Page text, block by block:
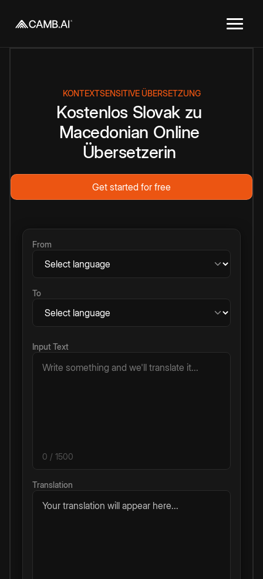
KONTEXTSENSITIVE ÜBERSETZUNG
Kostenlos Slovak zu
Macedonian Online
Übersetzerin
Get started for free
From
To
Input Text
0 / 1500
Translation
Your translation will appear here...